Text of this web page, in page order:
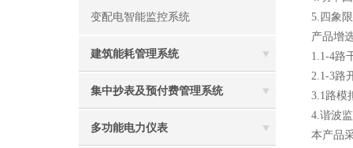
变配电智能监控系统
建筑能耗管理系统
集中抄表及预付费管理系统
多功能电力仪表
5.四象
产品增
1.1-4路
2.1-3路
3.1路模
4.谐波
本产品